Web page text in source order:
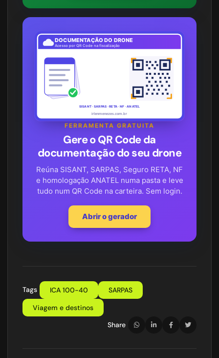
DOCUMENTAÇÃO DO DRONE
Acesso por QR Code na fiscalização
SISANT · SARPAS · RETA · NF · ANATEL
irlenmenezes.com.br
FERRAMENTA GRATUITA
Gere o QR Code da
documentação do seu drone
Reúna SISANT, SARPAS, Seguro RETA, NF
e homologação ANATEL numa pasta e leve
tudo num QR Code na carteira. Sem login.
Abrir o gerador
Tags ICA 100-40
SARPAS
Viagem e destinos
Share